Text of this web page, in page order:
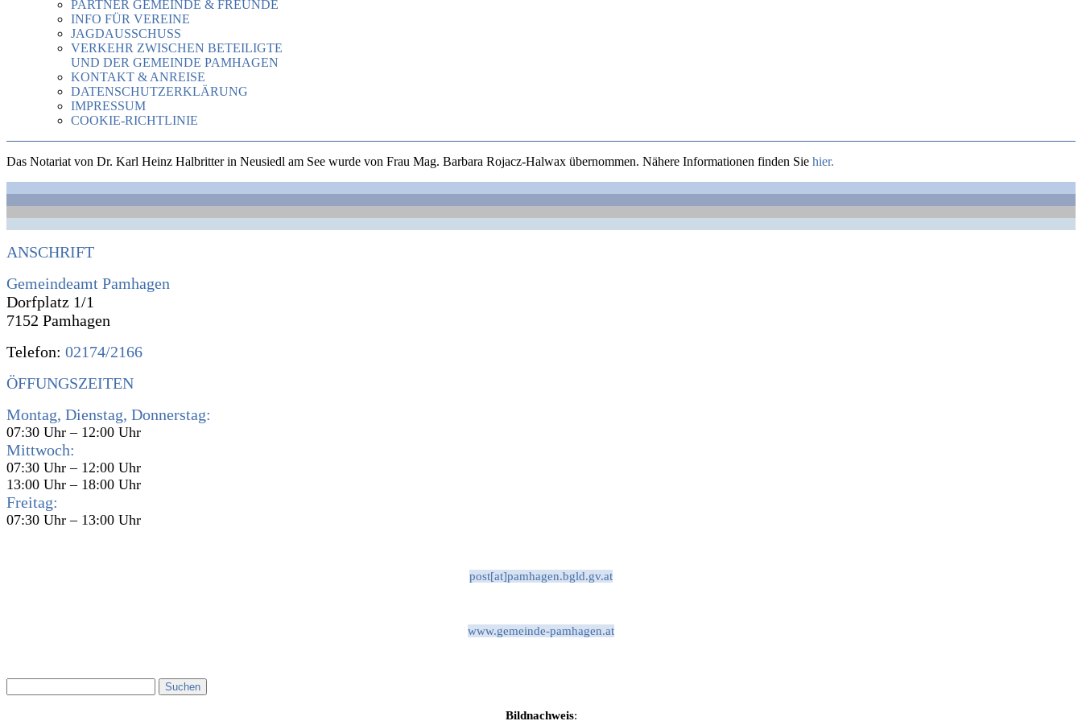
PARTNER GEMEINDE & FREUNDE
INFO FÜR VEREINE
JAGDAUSSCHUSS
VERKEHR ZWISCHEN BETEILIGTE
UND DER GEMEINDE PAMHAGEN
KONTAKT & ANREISE
DATENSCHUTZERKLÄRUNG
IMPRESSUM
COOKIE-RICHTLINIE
Das Notariat von Dr. Karl Heinz Halbritter in Neusiedl am See wurde von Frau Mag. Barbara Rojacz-Halwax übernommen. Nähere Informationen finden Sie hier.
ANSCHRIFT
Gemeindeamt Pamhagen
Dorfplatz 1/1
7152 Pamhagen
Telefon: 02174/2166
ÖFFUNGSZEITEN
Montag, Dienstag, Donnerstag:
07:30 Uhr – 12:00 Uhr
Mittwoch:
07:30 Uhr – 12:00 Uhr
13:00 Uhr – 18:00 Uhr
Freitag:
07:30 Uhr – 13:00 Uhr
post[at]pamhagen.bgld.gv.at
www.gemeinde-pamhagen.at
Bildnachweis: